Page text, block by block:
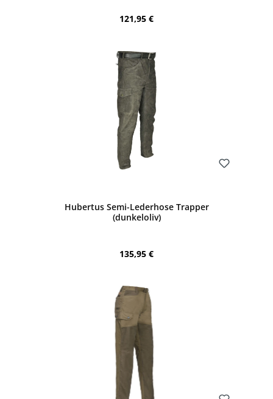
Regulärer Preis:
121,95 €
Hubertus Semi-Lederhose Trapper
(dunkeloliv)
Regulärer Preis:
135,95 €